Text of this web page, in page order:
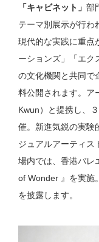
「キャビネット」部
テーマ別展示が行わ
現代的な実践に重点
ーションズ」「エク
の文化機関と共同で
料公開されます。ア
Kwun）と提携し、
催。新進気鋭の実験
ジュアルアーティス
場内では、香港バレ
of Wonder 』を実施
を披露します。